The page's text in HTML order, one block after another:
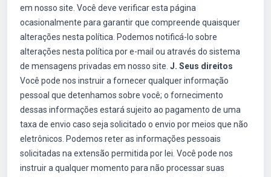
em nosso site. Você deve verificar esta página
ocasionalmente para garantir que compreende quaisquer
alterações nesta política. Podemos notificá-lo sobre
alterações nesta política por e-mail ou através do sistema
de mensagens privadas em nosso site. J. Seus direitos
Você pode nos instruir a fornecer qualquer informação
pessoal que detenhamos sobre você; o fornecimento
dessas informações estará sujeito ao pagamento de uma
taxa de envio caso seja solicitado o envio por meios que não
eletrônicos. Podemos reter as informações pessoais
solicitadas na extensão permitida por lei. Você pode nos
instruir a qualquer momento para não processar suas